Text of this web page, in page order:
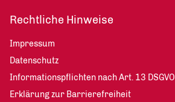
Rechtliche Hinweise
Impressum
Datenschutz
Informationspflichten nach Art. 13 DSGVO
Erklärung zur Barrierefreiheit